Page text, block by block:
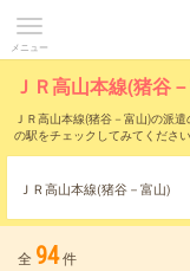
メニュー
ＪＲ高山本線(猪谷
ＪＲ高山本線(猪谷－富山)の派遣
の駅をチェックしてみてください
などの
ＪＲ高山本線(猪谷－富山)
全 94件